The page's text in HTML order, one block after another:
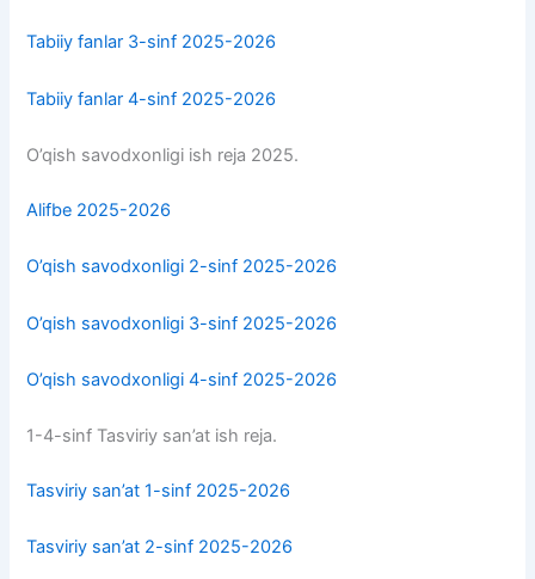
Tabiiy fanlar 3-sinf 2025-2026
Tabiiy fanlar 4-sinf 2025-2026
O’qish savodxonligi ish reja 2025.
Alifbe 2025-2026
O’qish savodxonligi 2-sinf 2025-2026
O’qish savodxonligi 3-sinf 2025-2026
O’qish savodxonligi 4-sinf 2025-2026
1-4-sinf Tasviriy san’at ish reja.
Tasviriy san’at 1-sinf 2025-2026
Tasviriy san’at 2-sinf 2025-2026